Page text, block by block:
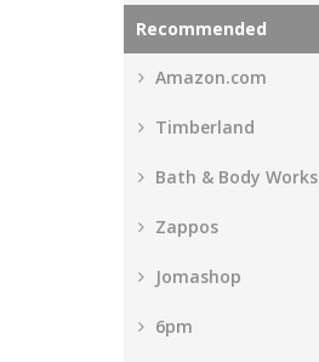
Recommended
Amazon.com
Timberland
Bath & Body Works
Zappos
Jomashop
6pm